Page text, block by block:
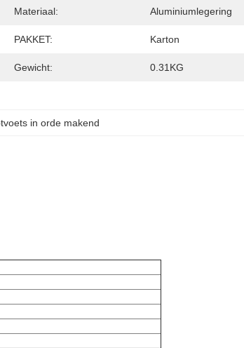
Materiaal: Aluminiumlegering
PAKKET: Karton
Gewicht: 0.31KG
in orde makend